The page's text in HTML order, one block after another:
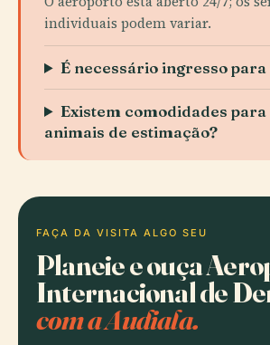
individuais podem variar.
É necessário ingresso
Existem comodidades
animais de estimação?
FAÇA DA VISITA ALGO SEU
Planeie e ouça
Internacional de
com a Audiala.